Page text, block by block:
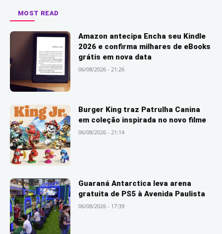
MOST READ
Amazon antecipa Encha seu Kindle
2026 e confirma milhares de eBooks
grátis em nova data
06/08/2026 - 21:26
Burger King traz Patrulha Canina
em coleção inspirada no novo filme
06/08/2026 - 21:14
Guaraná Antarctica leva arena
gratuita de PS5 à Avenida Paulista
06/08/2026 - 17:39